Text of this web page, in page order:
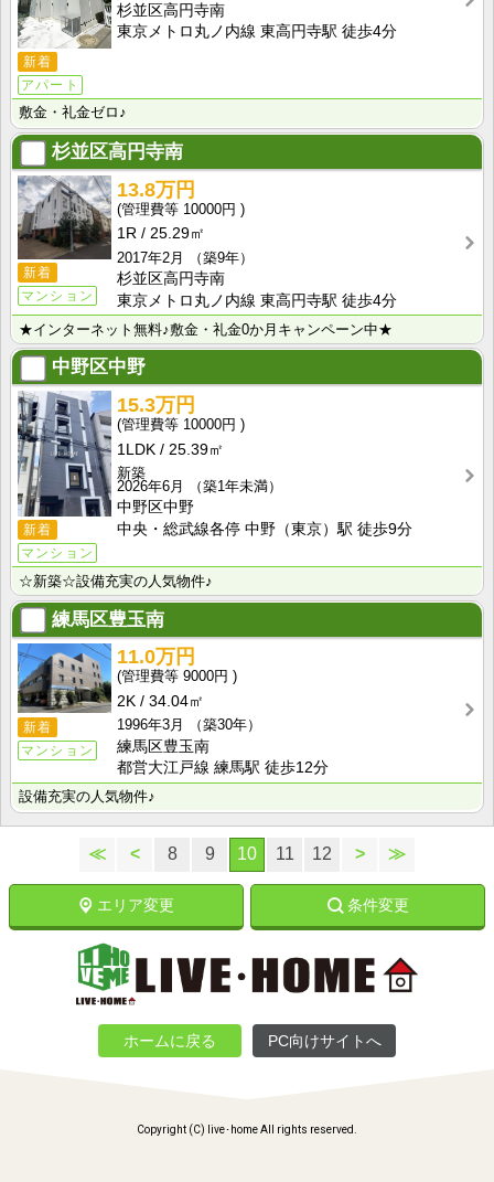
新着
アパート
杉並区高円寺南
東京メトロ丸ノ内線 東高円寺駅 徒歩4分
敷金・礼金ゼロ♪
杉並区高円寺南
新着
マンション
13.8万円
10000円
1R
25.29㎡
2017年2月
（築9年）
杉並区高円寺南
東京メトロ丸ノ内線 東高円寺駅 徒歩4分
★インターネット無料♪敷金・礼金0か月キャンペーン中★
中野区中野
新着
マンション
15.3万円
10000円
1LDK
25.39㎡
新築
2026年6月
（築1年未満）
中野区中野
中央・総武線各停 中野（東京）駅 徒歩9分
☆新築☆設備充実の人気物件♪
練馬区豊玉南
新着
マンション
11.0万円
9000円
2K
34.04㎡
1996年3月
（築30年）
練馬区豊玉南
都営大江戸線 練馬駅 徒歩12分
設備充実の人気物件♪
≪ < 8 9 10 11 12 > ≫
エリア変更 条件変更
ホームに戻る PC向けサイトへ
Copyright (C) live･home All rights reserved.